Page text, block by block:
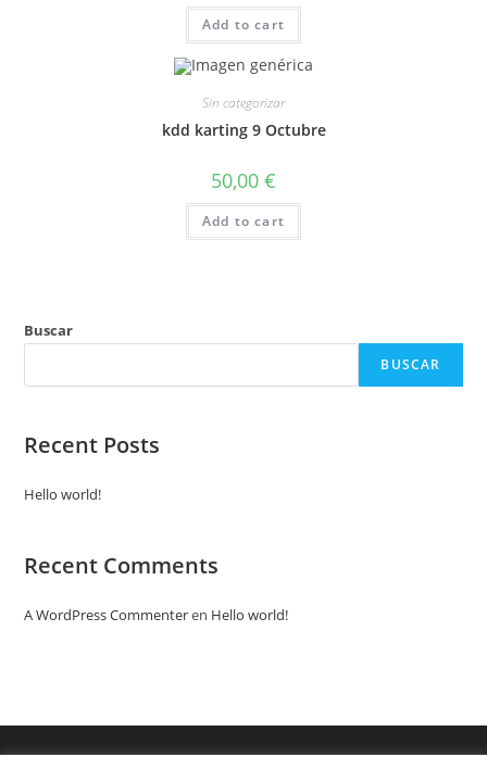
Add to cart
Sin categorizar
kdd karting 9 Octubre
50,00 €
Add to cart
Buscar
BUSCAR
Recent Posts
Hello world!
Recent Comments
A WordPress Commenteren Hello world!